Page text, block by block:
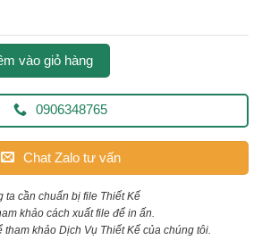
số lượng
vào giỏ hàng
0906348765
Chat Zalo tư vấn
cần chuẩn bị file Thiết Kế
khảo cách xuất file để in ấn.
khảo Dịch Vụ Thiết Kế của chúng tôi.